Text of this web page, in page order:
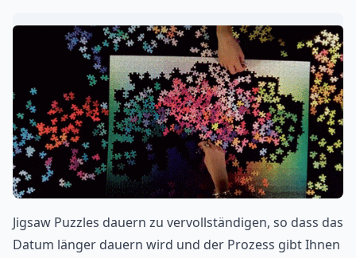
Jigsaw Puzzles dauern zu vervollständigen, so dass das
Datum länger dauern wird und der Prozess gibt Ihnen